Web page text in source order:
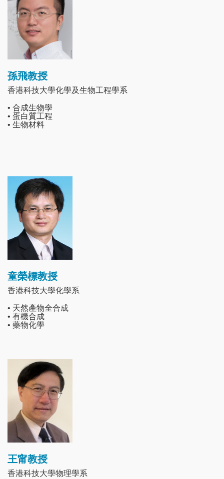
孫飛教授
香港科技大學化學及生物工程學系
• 合成生物學
• 蛋白質工程
• 生物材料
Image
童榮標教授
香港科技大學化學系
• 天然產物全合成
• 有機合成
• 藥物化學
Image
王甯教授
香港科技大學物理學系